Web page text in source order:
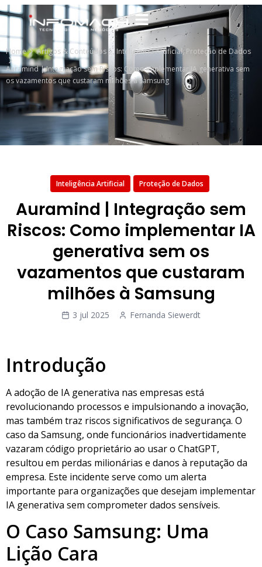
Home Artigos & Conteúdos Inteligência Artificial,Proteção de Dados
Auramind | Integração sem Riscos: Como implementar IA generativa sem
os vazamentos que custaram milhões à Samsung
Inteligência Artificial Proteção de Dados
Auramind | Integração sem
Riscos: Como implementar IA
generativa sem os
vazamentos que custaram
milhões à Samsung
3 jul 2025 Fernanda Siewerdt
Introdução
A adoção de IA generativa nas empresas está
revolucionando processos e impulsionando a inovação,
mas também traz riscos significativos de segurança. O
caso da Samsung, onde funcionários inadvertidamente
vazaram código proprietário ao usar o ChatGPT,
resultou em perdas milionárias e danos à reputação da
empresa. Este incidente serve como um alerta
importante para organizações que desejam implementar
IA generativa sem comprometer dados sensíveis.
O Caso Samsung: Uma
Lição Cara